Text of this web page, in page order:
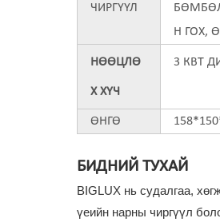
ЧИРГҮҮЛ
Н ГОХ,
НӨӨЦЛӨ
Х ХҮЧ
3 КВТ
ӨНГӨ
БИДНИЙ ТУХАЙ
BIGLUX нь судалгаа,
үеийн нарны чиргүүл